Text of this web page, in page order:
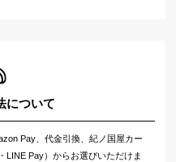
について
Pay、代金引換、紀ノ国屋カー
LINE Pay）からお選びいただけま